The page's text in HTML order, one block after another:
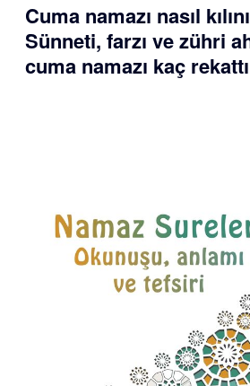
Cuma namazı nasıl
Sünneti, farzı ve zühri
cuma namazı kaç